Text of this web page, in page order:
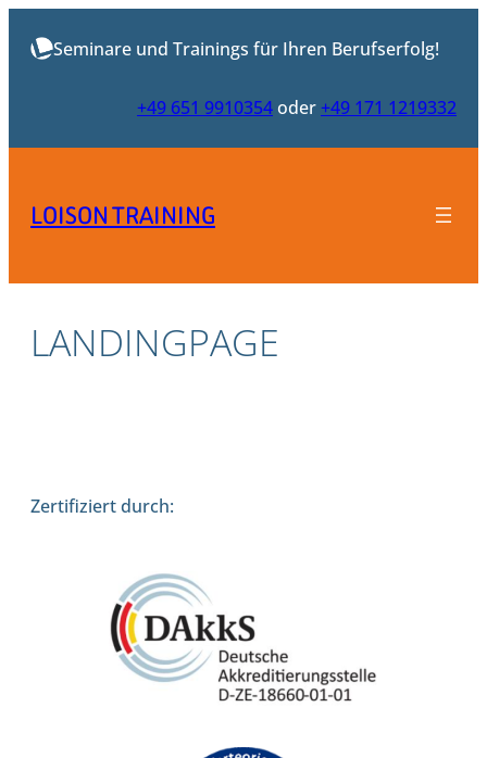
Inhalt
springen
Seminare und Trainings für Ihren Berufserfolg!
+49 651 9910354oder+49 171 1219332
LOISON TRAINING
LANDINGPAGE
Zertifiziert durch: